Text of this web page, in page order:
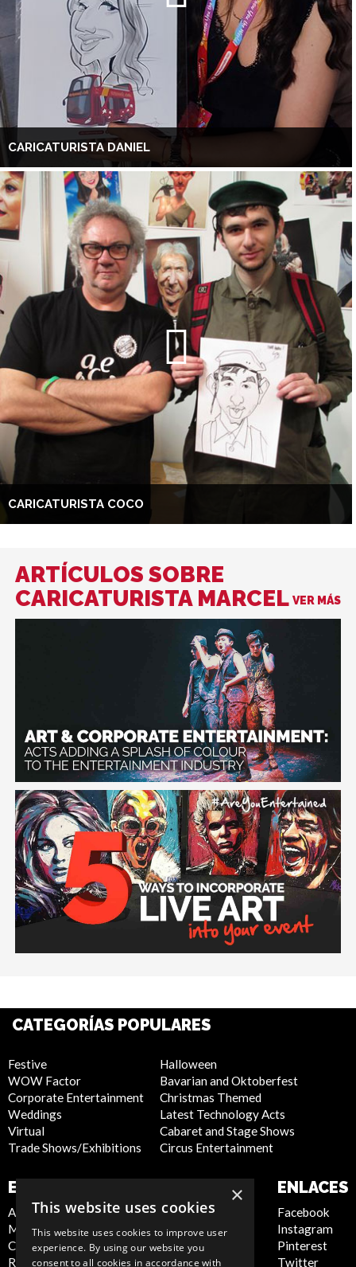
CARICATURISTA DANIEL
CARICATURISTA COCO
ARTÍCULOS SOBRE
CARICATURISTA MARCEL VER MÁS
CATEGORÍAS POPULARES
Festive
WOW Factor
Corporate Entertainment
Weddings
Virtual
Trade Shows/Exhibitions
Halloween
Bavarian and Oktoberfest
Christmas Themed
Latest Technology Acts
Cabaret and Stage Shows
Circus Entertainment
EMPRESA
About Us
Meet the Team
Contact Us
Report Abuse
SITIO WEB
Privacy Policy
Cookie Policy
Artist Sign Up
Terms and
ENLACES
Facebook
Instagram
Pinterest
Twitter
×
This website uses cookies
This website uses cookies to improve user
experience. By using our website you
consent to all cookies in accordance with